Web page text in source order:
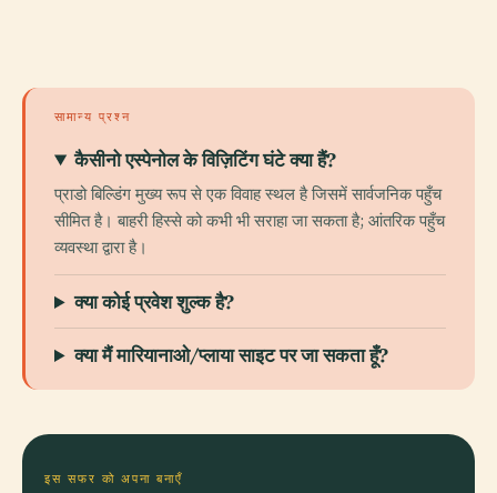
सामान्य प्रश्न
कैसीनो एस्पेनोल के विज़िटिंग घंटे क्या हैं?
प्राडो बिल्डिंग मुख्य रूप से एक विवाह स्थल है जिसमें सार्वजनिक पहुँच
सीमित है। बाहरी हिस्से को कभी भी सराहा जा सकता है; आंतरिक पहुँच
व्यवस्था द्वारा है।
क्या कोई प्रवेश शुल्क है?
क्या मैं मारियानाओ/प्लाया साइट पर जा सकता हूँ?
इस सफर को अपना बनाएँ